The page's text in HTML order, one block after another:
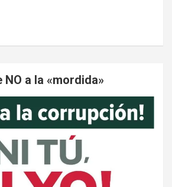
a la «mordida»